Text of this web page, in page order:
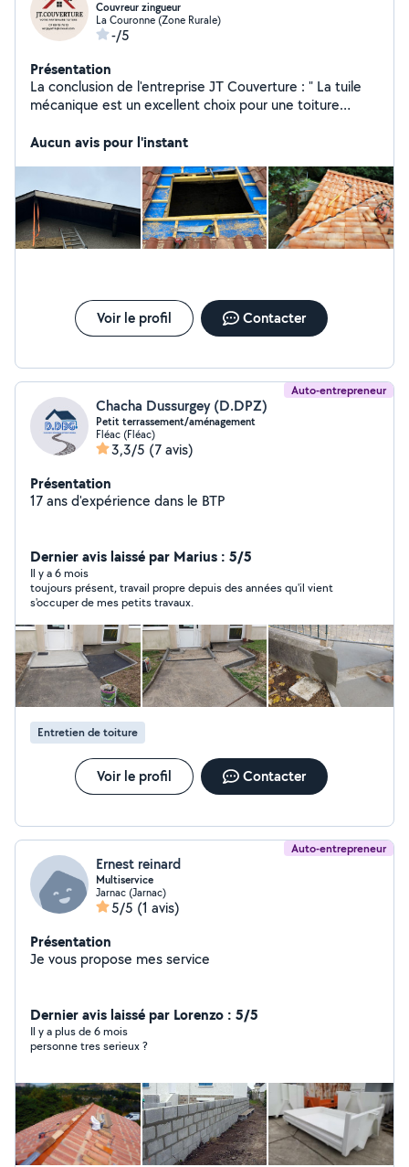
Couvreur zingueur
La Couronne (Zone Rurale)
-/5
Présentation
La conclusion de l'entreprise JT Couverture : " La tuile
mécanique est un excellent choix pour une toiture
précis garantit une excellente étanchéité et son large
tous types d'architectures. Si vous cherchez une solution
performante et économique pour votre couverture, la
tuile mécanique est une option incontournable ! "
Aucun avis pour l'instant
Voir le profil Contacter
Auto-entrepreneur
Chacha Dussurgey (D.DPZ)
Petit terrassement/aménagement
Fléac (Fléac)
3,3/5 (7 avis)
Présentation
17 ans d'expérience dans le BTP
Dernier avis laissé par Marius : 5/5
Il y a 6 mois
toujours présent, travail propre depuis des années qu'il vient
s'occuper de mes petits travaux.
Entretien de toiture
Voir le profil Contacter
Auto-entrepreneur
Ernest reinard
Multiservice
Jarnac (Jarnac)
5/5 (1 avis)
Présentation
Je vous propose mes service
Dernier avis laissé par Lorenzo : 5/5
Il y a plus de 6 mois
personne tres serieux ?